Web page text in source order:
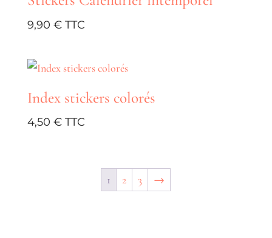
9,90 €
Index stickers colorés
4,50 €
1 2 3 →